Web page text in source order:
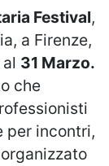
Festival,
a Firenze,
al 31 Marzo.
che
per incontri,